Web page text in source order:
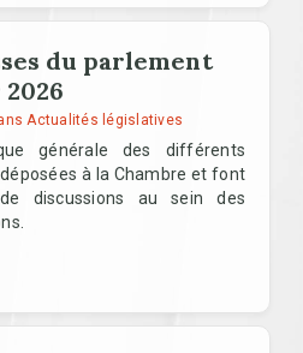
du parlement
Actualités législatives
générale des différents
à la Chambre et font
discussions au sein des